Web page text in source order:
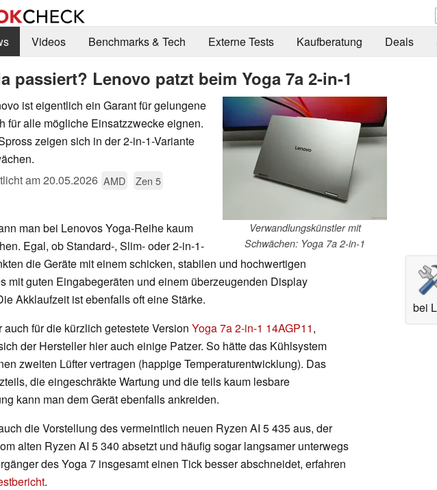
Videos Benchmarks & Tech Externe Tests Kaufberatung Deals
passiert? Lenovo patzt beim Yoga 7a 2-in-1
Verwandlungskünstler mit
Schwächen: Yoga 7a 2-in-1
ist eigentlich ein Garant für gelungene
für alle mögliche Einsatzzwecke eignen.
zeigen sich in der 2-in-1-Variante
am20.05.2026 AMD
Zen 5
bei
man bei Lenovos Yoga-Reihe kaum
Egal, ob Standard-, Slim- oder 2-in-1-
die Geräte mit einem schicken, stabilen und hochwertigen
mit guten Eingabegeräten und einem überzeugenden Display
Akklaufzeit ist ebenfalls oft eine Stärke.
für die kürzlich getestete Version Yoga 7a 2-in-1 14AGP11,
der Hersteller hier auch einige Patzer. So hätte das Kühlsystem
zweiten Lüfter vertragen (happige Temperaturentwicklung). Das
die eingeschräkte Wartung und die teils kaum lesbare
kann man dem Gerät ebenfalls ankreiden.
die Vorstellung des vermeintlich neuen Ryzen AI 5 435 aus, der
alten Ryzen AI 5 340 absetzt und häufig sogar langsamer unterwegs
des Yoga 7 insgesamt einen Tick besser abschneidet, erfahren
.